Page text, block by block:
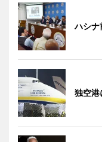
ハシナ
独空港